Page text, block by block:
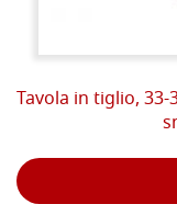
Tavola in tiglio, 33-